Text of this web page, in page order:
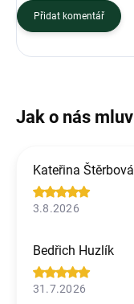
Přidat komentář
Kateřina Štěrbová
3.8.2026
Bedřich Huzlík
31.7.2026